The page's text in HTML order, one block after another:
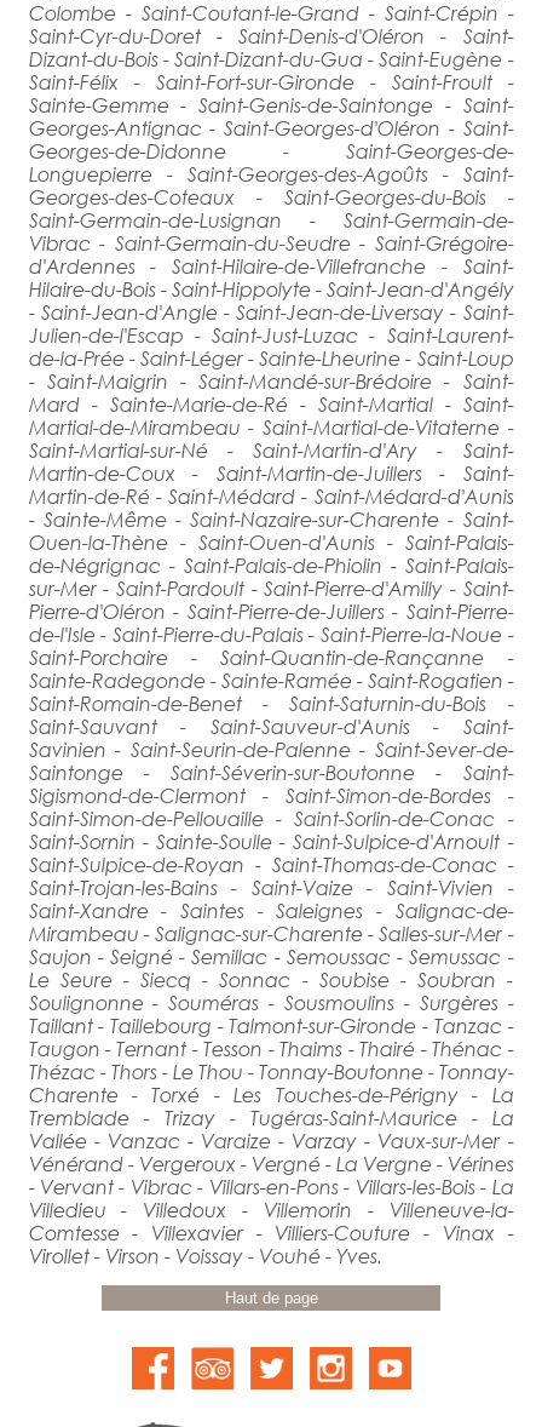
Colombe - Saint-Coutant-le-Grand - Saint-Crépin -
Saint-Cyr-du-Doret - Saint-Denis-d'Oléron - Saint-
Dizant-du-Bois - Saint-Dizant-du-Gua - Saint-Eugène -
Saint-Félix - Saint-Fort-sur-Gironde - Saint-Froult -
Sainte-Gemme - Saint-Genis-de-Saintonge - Saint-
Georges-Antignac - Saint-Georges-d'Oléron - Saint-
Georges-de-Didonne - Saint-Georges-de-
Longuepierre - Saint-Georges-des-Agoûts - Saint-
Georges-des-Coteaux - Saint-Georges-du-Bois -
Saint-Germain-de-Lusignan - Saint-Germain-de-
Vibrac - Saint-Germain-du-Seudre - Saint-Grégoire-
d'Ardennes - Saint-Hilaire-de-Villefranche - Saint-
Hilaire-du-Bois - Saint-Hippolyte - Saint-Jean-d'Angély
- Saint-Jean-d'Angle - Saint-Jean-de-Liversay - Saint-
Julien-de-l'Escap - Saint-Just-Luzac - Saint-Laurent-
de-la-Prée - Saint-Léger - Sainte-Lheurine - Saint-Loup
- Saint-Maigrin - Saint-Mandé-sur-Brédoire - Saint-
Mard - Sainte-Marie-de-Ré - Saint-Martial - Saint-
Martial-de-Mirambeau - Saint-Martial-de-Vitaterne -
Saint-Martial-sur-Né - Saint-Martin-d'Ary - Saint-
Martin-de-Coux - Saint-Martin-de-Juillers - Saint-
Martin-de-Ré - Saint-Médard - Saint-Médard-d'Aunis
- Sainte-Même - Saint-Nazaire-sur-Charente - Saint-
Ouen-la-Thène - Saint-Ouen-d'Aunis - Saint-Palais-
de-Négrignac - Saint-Palais-de-Phiolin - Saint-Palais-
sur-Mer - Saint-Pardoult - Saint-Pierre-d'Amilly - Saint-
Pierre-d'Oléron - Saint-Pierre-de-Juillers - Saint-Pierre-
de-l'Isle - Saint-Pierre-du-Palais - Saint-Pierre-la-Noue -
Saint-Porchaire - Saint-Quantin-de-Rançanne -
Sainte-Radegonde - Sainte-Ramée - Saint-Rogatien -
Saint-Romain-de-Benet - Saint-Saturnin-du-Bois -
Saint-Sauvant - Saint-Sauveur-d'Aunis - Saint-
Savinien - Saint-Seurin-de-Palenne - Saint-Sever-de-
Saintonge - Saint-Séverin-sur-Boutonne - Saint-
Sigismond-de-Clermont - Saint-Simon-de-Bordes -
Saint-Simon-de-Pellouaille - Saint-Sorlin-de-Conac -
Saint-Sornin - Sainte-Soulle - Saint-Sulpice-d'Arnoult -
Saint-Sulpice-de-Royan - Saint-Thomas-de-Conac -
Saint-Trojan-les-Bains - Saint-Vaize - Saint-Vivien -
Saint-Xandre - Saintes - Saleignes - Salignac-de-
Mirambeau - Salignac-sur-Charente - Salles-sur-Mer -
Saujon - Seigné - Semillac - Semoussac - Semussac -
Le Seure - Siecq - Sonnac - Soubise - Soubran -
Soulignonne - Souméras - Sousmoulins - Surgères -
Taillant - Taillebourg - Talmont-sur-Gironde - Tanzac -
Taugon - Ternant - Tesson - Thaims - Thairé - Thénac -
Thézac - Thors - Le Thou - Tonnay-Boutonne - Tonnay-
Charente - Torxé - Les Touches-de-Périgny - La
Tremblade - Trizay - Tugéras-Saint-Maurice - La
Vallée - Vanzac - Varaize - Varzay - Vaux-sur-Mer -
Vénérand - Vergeroux - Vergné - La Vergne - Vérines
- Vervant - Vibrac - Villars-en-Pons - Villars-les-Bois - La
Villedieu - Villedoux - Villemorin - Villeneuve-la-
Comtesse - Villexavier - Villiers-Couture - Vinax -
Virollet - Virson - Voissay - Vouhé - Yves.
Haut de page